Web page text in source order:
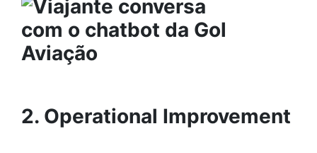
2. Operational Improvement